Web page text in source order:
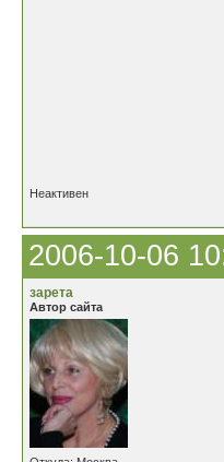
Неактивен
2006-10-06
зарета
Автор сайта